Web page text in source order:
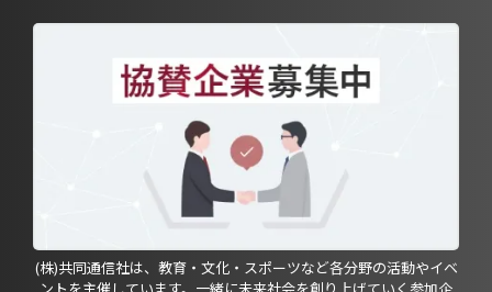
(株)共同通信社は、教育・文化・スポーツなど各分野の活動やイベ